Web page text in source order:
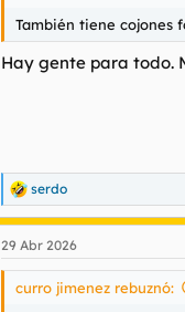
n
e
s
También tiene cojones
Hay gente para todo.
R
e
a
c
c
serdo
29 Abr 2026
curro jimenez rebuznó: